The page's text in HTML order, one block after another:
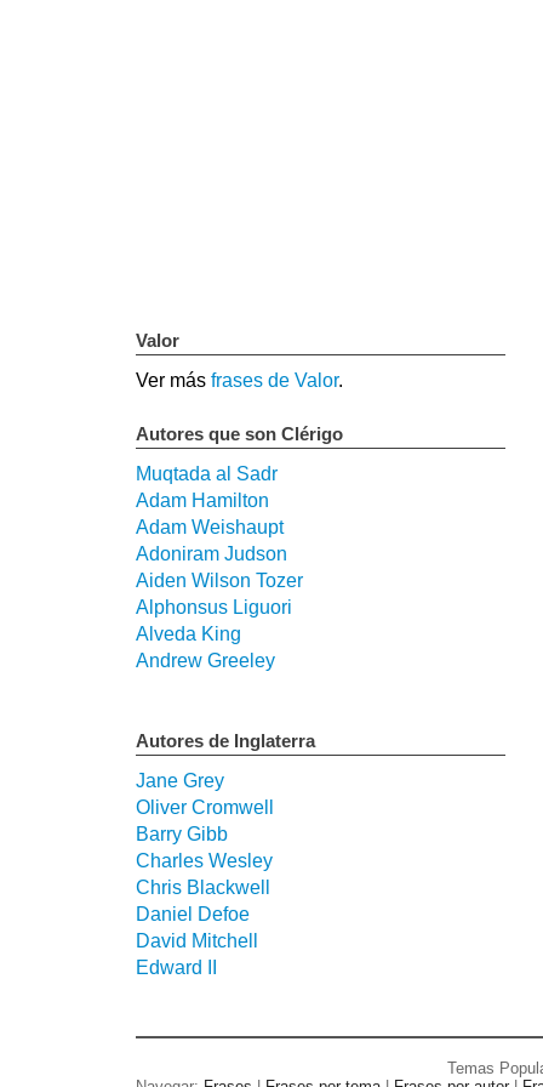
Valor
Ver más frases de Valor.
Autores que son Clérigo
Muqtada al Sadr
Adam Hamilton
Adam Weishaupt
Adoniram Judson
Aiden Wilson Tozer
Alphonsus Liguori
Alveda King
Andrew Greeley
Autores de Inglaterra
Jane Grey
Oliver Cromwell
Barry Gibb
Charles Wesley
Chris Blackwell
Daniel Defoe
David Mitchell
Edward II
Temas